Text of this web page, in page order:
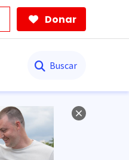
Donar